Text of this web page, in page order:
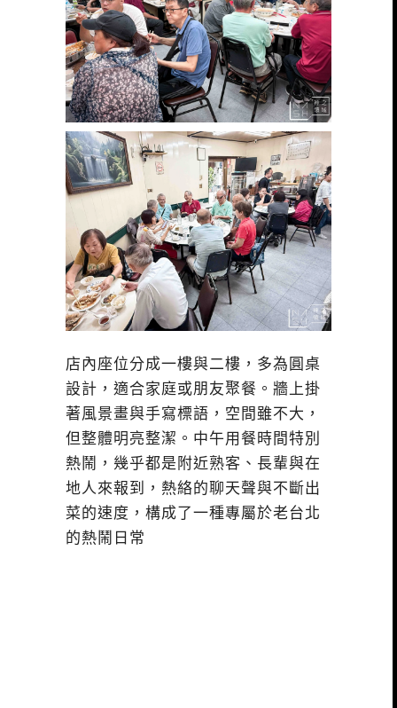
店內座位分成一樓與二樓，多為圓桌
設計，適合家庭或朋友聚餐。牆上掛
著風景畫與手寫標語，空間雖不大，
但整體明亮整潔。中午用餐時間特別
熱鬧，幾乎都是附近熟客、長輩與在
地人來報到，熱絡的聊天聲與不斷出
菜的速度，構成了一種專屬於老台北
的熱鬧日常